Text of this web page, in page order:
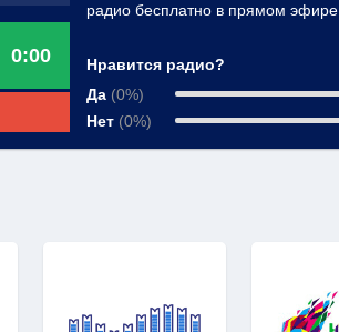
0:00
радио бесплатно в прямом эфире.
Нравится радио?
Да (0%)
Нет (0%)